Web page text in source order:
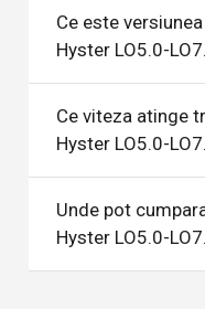
Ce este
Hyster LO5.0-
Ce viteza atinge
Hyster LO5.0-
Unde pot
Hyster LO5.0-